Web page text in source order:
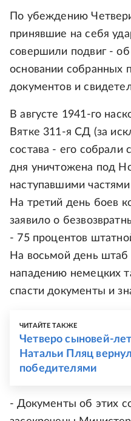
По убеждению
принявшие на себя
совершили подвиг -
основании собранных
документов и
В августе 1941-го
Вятке 311-я СД (за
состава - его собрали
дня уничтожена под
наступавшими
На третий день боев
заявило о
- 75 процентов
На восьмой день штаб
нападению немецких
спасти документы и
ЧИТАЙТЕ ТАКЖЕ
Четверо сыновей-
Натальи Пляц
победителями
- Документы об этих